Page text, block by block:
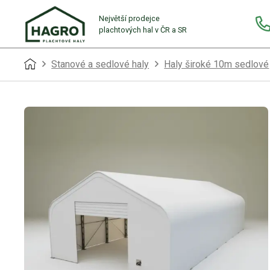
Největší prodejce
plachtových hal v ČR a SR
Stanové a sedlové haly Haly široké 10m sedlové